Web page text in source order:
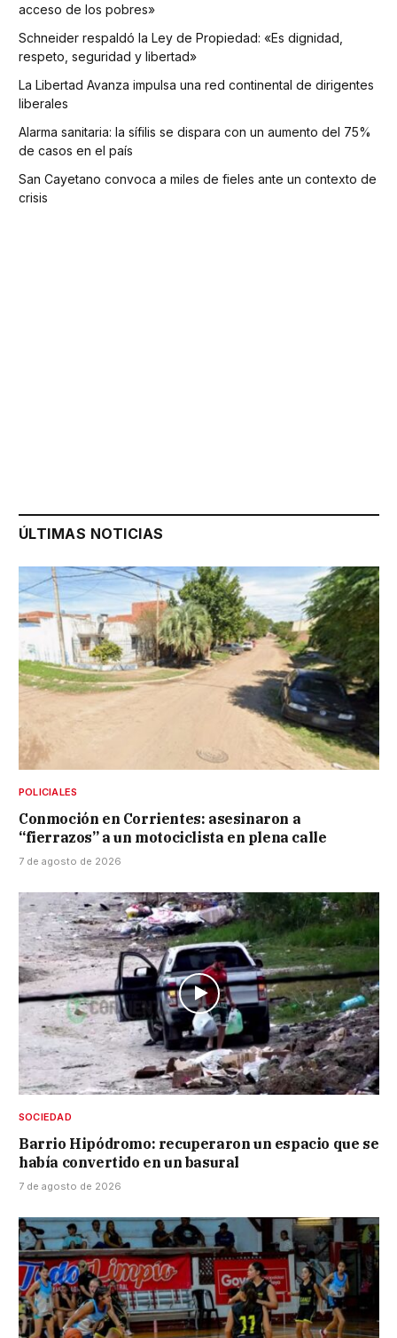
acceso de los pobres»
Schneider respaldó la Ley de Propiedad: «Es dignidad,
respeto, seguridad y libertad»
La Libertad Avanza impulsa una red continental de dirigentes
liberales
Alarma sanitaria: la sífilis se dispara con un aumento del 75%
de casos en el país
San Cayetano convoca a miles de fieles ante un contexto de
crisis
ÚLTIMAS NOTICIAS
POLICIALES
Conmoción en Corrientes: asesinaron a
“fierrazos” a un motociclista en plena calle
7 de agosto de 2026
SOCIEDAD
Barrio Hipódromo: recuperaron un espacio que se
había convertido en un basural
7 de agosto de 2026